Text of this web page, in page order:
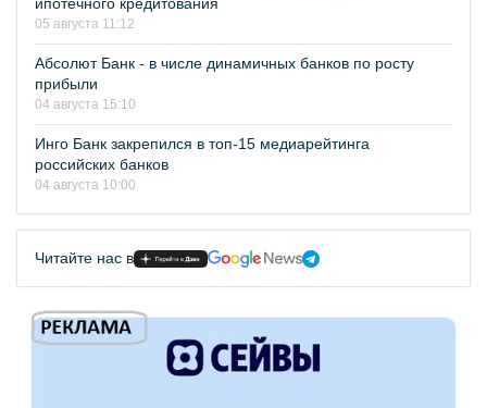
05 августа 11:12
Абсолют Банк - в числе динамичных банков по росту
прибыли
04 августа 15:10
Инго Банк закрепился в топ-15 медиарейтинга
российских банков
04 августа 10:00
Читайте нас в